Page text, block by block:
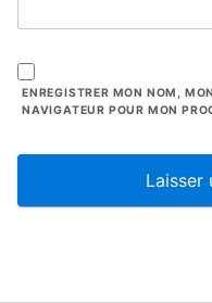
ENREGISTRER MON NOM,
NAVIGATEUR POUR MON